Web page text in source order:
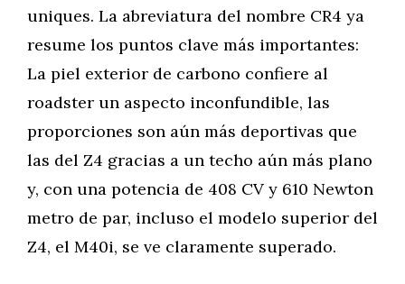
uniques. La abreviatura del nombre CR4 ya
resume los puntos clave más importantes:
La piel exterior de carbono confiere al
roadster un aspecto inconfundible, las
proporciones son aún más deportivas que
las del Z4 gracias a un techo aún más plano
y, con una potencia de 408 CV y 610 Newton
metro de par, incluso el modelo superior del
Z4, el M40i, se ve claramente superado.